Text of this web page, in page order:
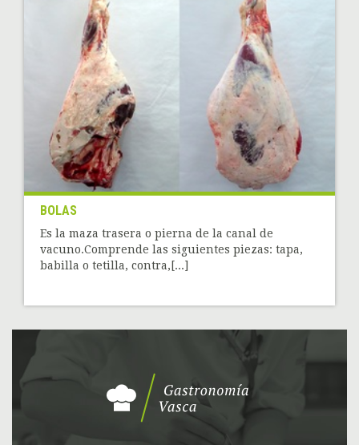
BOLAS
Es la maza trasera o pierna de la canal de
vacuno.Comprende las siguientes piezas: tapa,
babilla o tetilla, contra,[...]